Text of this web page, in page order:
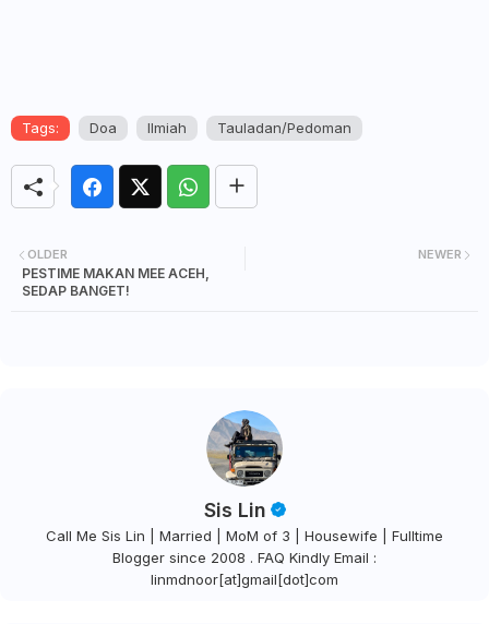
Tags: Doa Ilmiah Tauladan/Pedoman
NEWER
OLDER
PESTIME MAKAN MEE ACEH,
SEDAP BANGET!
Sis Lin
Call Me Sis Lin | Married | MoM of 3 | Housewife | Fulltime
Blogger since 2008 . FAQ Kindly Email :
linmdnoor[at]gmail[dot]com